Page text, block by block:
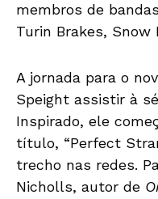
membros de
Turin Brakes, Snow
A jornada para o
Speight assistir à
Inspirado, ele
título, “Perfect
trecho nas redes.
Nicholls, autor de